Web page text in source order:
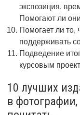
экспозиция,
Помогают ли
Помогает ли то,
поддерживать
Подведение
курсовым
10 лучших
в